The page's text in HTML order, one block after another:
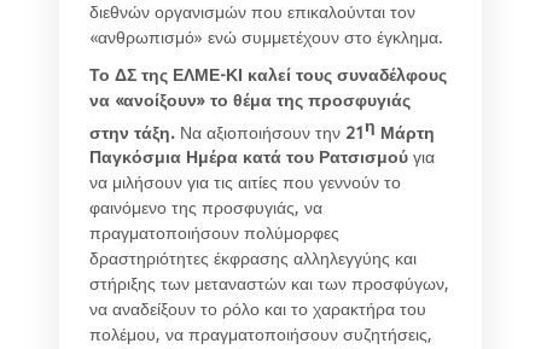
διεθνών οργανισμών που επικαλούνται τον
«ανθρωπισμό» ενώ συμμετέχουν στο έγκλημα.
Το ΔΣ της ΕΛΜΕ-ΚΙ καλεί τους συναδέλφους
να «ανοίξουν» το θέμα της προσφυγιάς
στην τάξη. Να αξιοποιήσουν την 21η Μάρτη
Παγκόσμια Ημέρα κατά του Ρατσισμού για
να μιλήσουν για τις αιτίες που γεννούν το
φαινόμενο της προσφυγιάς, να
πραγματοποιήσουν πολύμορφες
δραστηριότητες έκφρασης αλληλεγγύης και
στήριξης των μεταναστών και των προσφύγων,
να αναδείξουν το ρόλο και το χαρακτήρα του
πολέμου, να πραγματοποιήσουν συζητήσεις,